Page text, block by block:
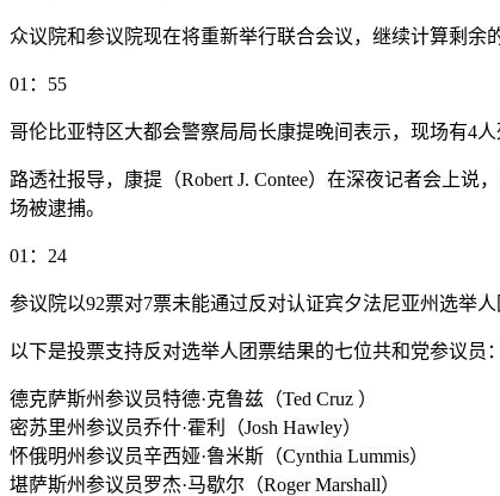
众议院和参议院现在将重新举行联合会议，继续计算剩余
01：55
哥伦比亚特区大都会警察局局长康提晚间表示，现场有4人
路透社报导，康提（Robert J. Contee）在深夜记者会上
场被逮捕。
01：24
参议院以92票对7票未能通过反对认证宾夕法尼亚州选举人
以下是投票支持反对选举人团票结果的七位共和党参议员：
德克萨斯州参议员特德·克鲁兹（Ted Cruz ）
密苏里州参议员乔什·霍利（Josh Hawley）
怀俄明州参议员辛西娅·鲁米斯（Cynthia Lummis）
堪萨斯州参议员罗杰·马歇尔（Roger Marshall）